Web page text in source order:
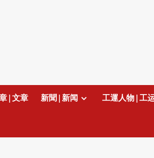
| 文章 新聞 | 新闻 工運人物 | 工